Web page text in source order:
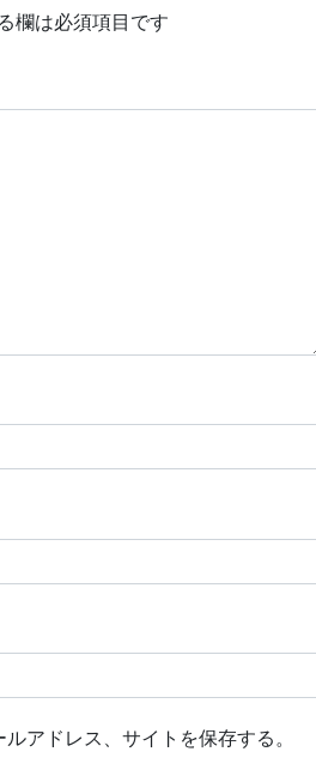
欄は必須項目です
アドレス、サイトを保存する。